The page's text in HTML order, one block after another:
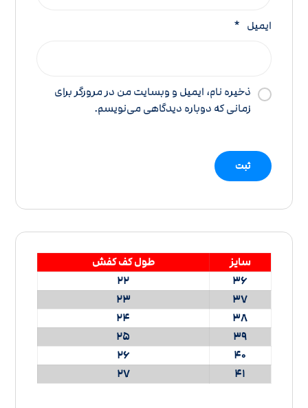
ایمیل *
ذخیره نام، ایمیل و وبسایت من در مرورگر برای
زمانی که دوباره دیدگاهی می‌نویسم.
سایز
طول کف کفش
36
22
37
23
38
24
39
25
40
26
41
27